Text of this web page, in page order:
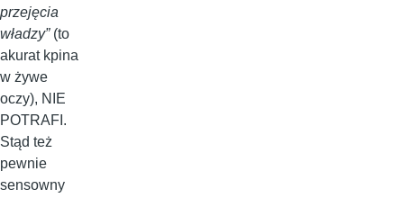
przejęcia
władzy”(to
akurat kpina
w żywe
oczy), NIE
POTRAFI.
Stąd też
pewnie
sensowny